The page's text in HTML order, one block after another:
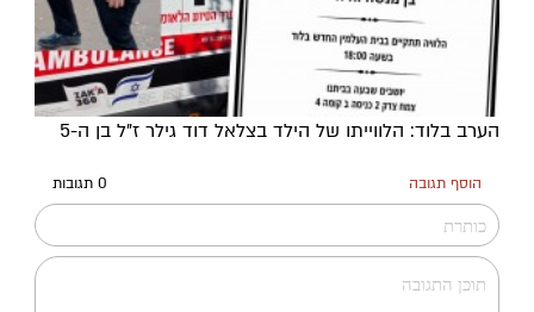
הערב בלוד: הלווייתו של הילד בצלאל דוד גילר ז"ל בן ה-5
הוסף תגובה 0 תגובות